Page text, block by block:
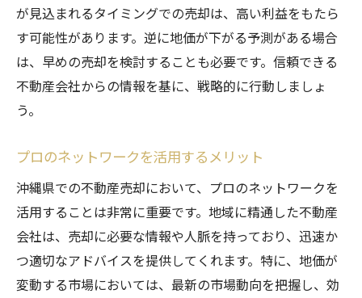
が見込まれるタイミングでの売却は、高い利益をもたら
す可能性があります。逆に地価が下がる予測がある場合
は、早めの売却を検討することも必要です。信頼できる
不動産会社からの情報を基に、戦略的に行動しましょ
う。
プロのネットワークを活用するメリット
沖縄県での不動産売却において、プロのネットワークを
活用することは非常に重要です。地域に精通した不動産
会社は、売却に必要な情報や人脈を持っており、迅速か
つ適切なアドバイスを提供してくれます。特に、地価が
変動する市場においては、最新の市場動向を把握し、効